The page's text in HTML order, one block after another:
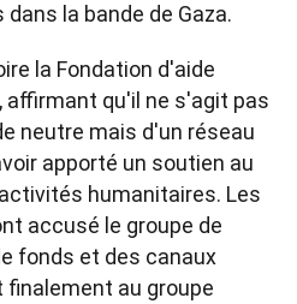
la bande de Gaza.
la Fondation d'aide
affirmant qu'il ne s'agit pas
neutre mais d'un réseau
apporté un soutien au
humanitaires. Les
accusé le groupe de
fonds et des canaux
au groupe